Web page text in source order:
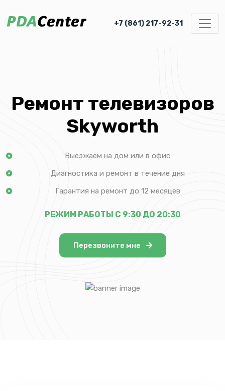
+7 (861) 217-92-31
Ремонт телевизоров
Skyworth
Выезжаем на дом или в офис
Диагностика и ремонт в течение дня
Гарантия на ремонт до 12 месяцев
РЕЖИМ РАБОТЫ С 9:30 ДО 20:30
Перезвоните мне